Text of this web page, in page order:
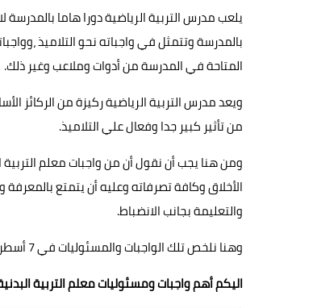
يلعب مدرس التربية الرياضية دورا هاما
بالمدرسة وتتمثل في واجباته نحو التلاميذ
المتاحة في المدرسة من أدوات وملاعب وغير ذلك.
ويعد مدرس التربية الرياضية ركيزة من الركائز
من تأثير كبير جدا وفعال علي التلاميذ.
ومن هنا يجب أن نقول أن من واجبات معلم
الأخلاق وكافة تصرفاته وعليه أن يتمتع
والتعليمة بجانب الانضباط.
وهنا نلخص تلك الواجبات والمسئوليات في 7 أسطر أو 7 بنود فقط.
اليكم أهم واجبات ومسئوليات معلم التربية